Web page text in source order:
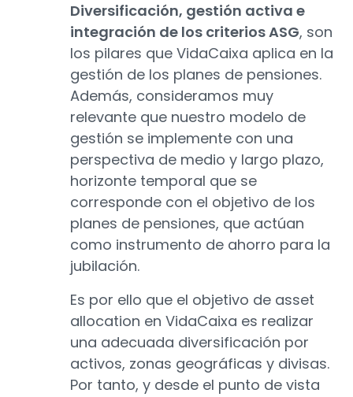
Diversificación, gestión activa e
integración de los criterios ASG, son
los pilares que VidaCaixa aplica en la
gestión de los planes de pensiones.
Además, consideramos muy
relevante que nuestro modelo de
gestión se implemente con una
perspectiva de medio y largo plazo,
horizonte temporal que se
corresponde con el objetivo de los
planes de pensiones, que actúan
como instrumento de ahorro para la
jubilación.
Es por ello que el objetivo de asset
allocation en VidaCaixa es realizar
una adecuada diversificación por
activos, zonas geográficas y divisas.
Por tanto, y desde el punto de vista